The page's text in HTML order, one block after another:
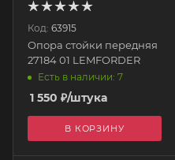
Код: 63915
Опора стойки передняя
27184 01 LEMFORDER
Есть в наличии: 7
1 550 ₽/штука
В КОРЗИНУ